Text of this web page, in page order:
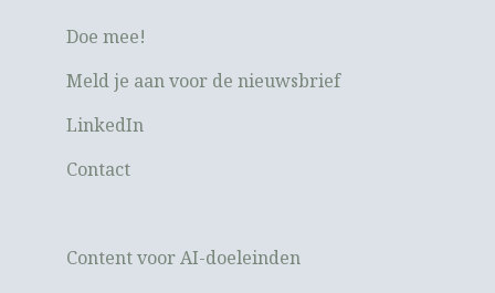
Doe mee!
Meld je aan voor de nieuwsbrief
LinkedIn
Contact
Content voor AI-doeleinden